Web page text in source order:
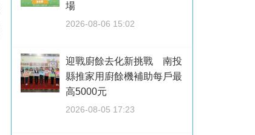
場
2026-08-06 15:02
迎戰廚餘去化新挑戰 南投
縣推家用廚餘機補助每戶最
高5000元
2026-08-05 17:23